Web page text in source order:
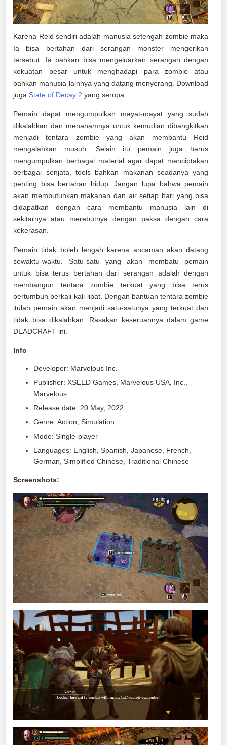
Karena Reid sendiri adalah manusia setengah zombie maka
Ia bisa bertahan dari serangan monster mengerikan
tersebut. Ia bahkan bisa mengeluarkan serangan dengan
kekuatan besar untuk menghadapi para zombie atau
bahkan manusia lainnya yang datang menyerang. Download
juga State of Decay 2 yang serupa.
Pemain dapat mengumpulkan mayat-mayat yang sudah
dikalahkan dan menanamnya untuk kemudian dibangkitkan
menjadi tentara zombie yang akan membantu Reid
mengalahkan musuh. Selain itu pemain juga harus
mengumpulkan berbagai material agar dapat menciptakan
berbagai senjata, tools bahkan makanan seadanya yang
penting bisa bertahan hidup. Jangan lupa bahwa pemain
akan membutuhkan makanan dan air setiap hari yang bisa
didapatkan dengan cara membantu manusia lain di
sekitarnya atau merebutnya dengan paksa dengan cara
kekerasan.
Pemain tidak boleh lengah karena ancaman akan datang
sewaktu-waktu. Satu-satu yang akan membatu pemain
untuk bisa terus bertahan dari serangan adalah dengan
membangun tentara zombie terkuat yang bisa terus
bertumbuh berkali-kali lipat. Dengan bantuan tentara zombie
itulah pemain akan menjadi satu-satunya yang terkuat dan
tidak bisa dikalahkan. Rasakan keseruannya dalam game
DEADCRAFT ini.
Info
Developer: Marvelous Inc.
Publisher: XSEED Games, Marvelous USA, Inc.,
Marvelous
Release date: 20 May, 2022
Genre: Action, Simulation
Mode: Single-player
Languages: English, Spanish, Japanese, French,
German, Simplified Chinese, Traditional Chinese
Screenshots: